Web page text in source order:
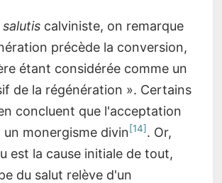
calviniste, on remarque
précède la conversion,
étant considérée comme un
de la régénération ». Certains
concluent que l'acceptation
un monergisme divin[14]. Or,
est la cause initiale de tout,
du salut relève d'un